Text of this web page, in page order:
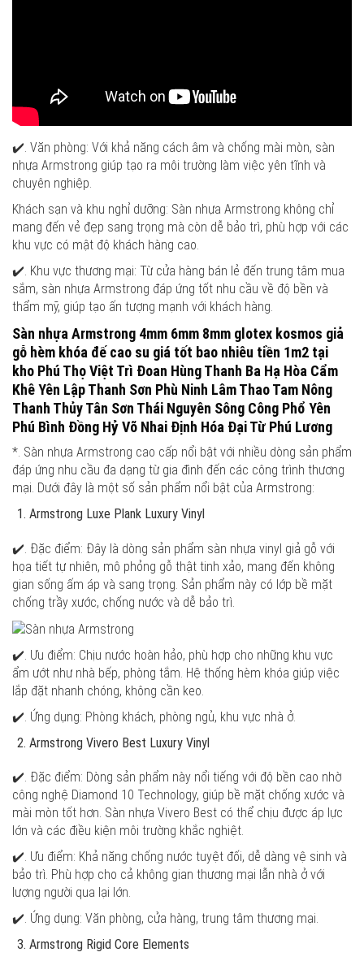
✔️. Văn phòng: Với khả năng cách âm và chống mài mòn, sàn
nhựa Armstrong giúp tạo ra môi trường làm việc yên tĩnh và
chuyên nghiệp.
Khách sạn và khu nghỉ dưỡng: Sàn nhựa Armstrong không chỉ
mang đến vẻ đẹp sang trọng mà còn dễ bảo trì, phù hợp với các
khu vực có mật độ khách hàng cao.
✔️. Khu vực thương mại: Từ cửa hàng bán lẻ đến trung tâm mua
sắm, sàn nhựa Armstrong đáp ứng tốt nhu cầu về độ bền và
thẩm mỹ, giúp tạo ấn tượng mạnh với khách hàng.
Sàn nhựa Armstrong 4mm 6mm 8mm glotex kosmos giả
gỗ hèm khóa đế cao su giá tốt bao nhiêu tiền 1m2 tại
kho Phú Thọ Việt Trì Đoan Hùng Thanh Ba Hạ Hòa Cẩm
Khê Yên Lập Thanh Sơn Phù Ninh Lâm Thao Tam Nông
Thanh Thủy Tân Sơn Thái Nguyên Sông Công Phổ Yên
Phú Bình Đồng Hỷ Võ Nhai Định Hóa Đại Từ Phú Lương
*. Sàn nhựa Armstrong cao cấp nổi bật với nhiều dòng sản phẩm
đáp ứng nhu cầu đa dạng từ gia đình đến các công trình thương
mại. Dưới đây là một số sản phẩm nổi bật của Armstrong:
Armstrong Luxe Plank Luxury Vinyl
✔️. Đặc điểm: Đây là dòng sản phẩm sàn nhựa vinyl giả gỗ với
họa tiết tự nhiên, mô phỏng gỗ thật tinh xảo, mang đến không
gian sống ấm áp và sang trọng. Sản phẩm này có lớp bề mặt
chống trầy xước, chống nước và dễ bảo trì.
✔️. Ưu điểm: Chịu nước hoàn hảo, phù hợp cho những khu vực
ẩm ướt như nhà bếp, phòng tắm. Hệ thống hèm khóa giúp việc
lắp đặt nhanh chóng, không cần keo.
✔️. Ứng dụng: Phòng khách, phòng ngủ, khu vực nhà ở.
Armstrong Vivero Best Luxury Vinyl
✔️. Đặc điểm: Dòng sản phẩm này nổi tiếng với độ bền cao nhờ
công nghệ Diamond 10 Technology, giúp bề mặt chống xước và
mài mòn tốt hơn. Sàn nhựa Vivero Best có thể chịu được áp lực
lớn và các điều kiện môi trường khắc nghiệt.
✔️. Ưu điểm: Khả năng chống nước tuyệt đối, dễ dàng vệ sinh và
bảo trì. Phù hợp cho cả không gian thương mại lẫn nhà ở với
lượng người qua lại lớn.
✔️. Ứng dụng: Văn phòng, cửa hàng, trung tâm thương mại.
Armstrong Rigid Core Elements